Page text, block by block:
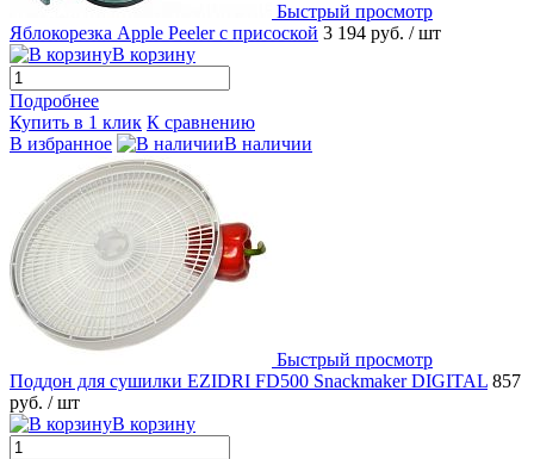
Быстрый просмотр
Яблокорезка Apple Peeler с присоской 3 194 руб. / шт
В корзину
Подробнее
Купить в 1 клик К сравнению
В избранное
В наличии
Быстрый просмотр
Поддон для сушилки EZIDRI FD500 Snackmaker DIGITAL 857
руб. / шт
В корзину